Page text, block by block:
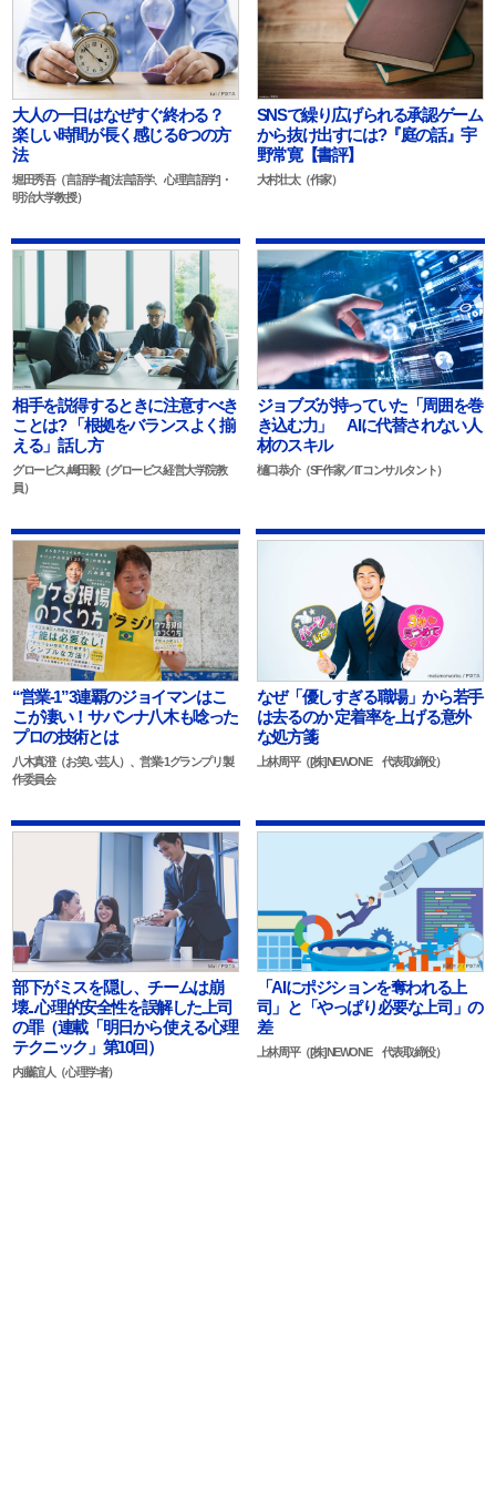
大人の一日はなぜすぐ終わる？
楽しい時間が長く感じる6つの方
法
堀田秀吾（言語学者[法言語学、心理言語学]・
明治大学教授）
SNSで繰り広げられる承認ゲーム
から抜け出すには?『庭の話』宇
野常寛【書評】
大村壮太（作家）
相手を説得するときに注意すべき
ことは? 「根拠をバランスよく揃
える」話し方
グロービス,嶋田毅（グロービス経営大学院教
員）
ジョブズが持っていた「周囲を巻
き込む力」 AIに代替されない人
材のスキル
樋口恭介（SF作家／ITコンサルタント）
“営業-1”3連覇のジョイマンはこ
こが凄い！サバンナ八木も唸った
プロの技術とは
八木真澄（お笑い芸人）、営業-1グランプリ製
作委員会
なぜ「優しすぎる職場」から若手
は去るのか 定着率を上げる意外
な処方箋
上林周平（[株]NEWONE 代表取締役）
部下がミスを隠し、チームは崩
壊...心理的安全性を誤解した上司
の罪（連載「明日から使える心理
テクニック」第10回）
内藤誼人（心理学者）
「AIにポジションを奪われる上
司」と「やっぱり必要な上司」の
差
上林周平（[株]NEWONE 代表取締役）